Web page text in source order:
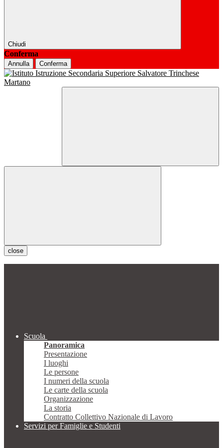
Chiudi
Conferma
Annulla Conferma
close
Scuola
Panoramica
Presentazione
I luoghi
Le persone
I numeri della scuola
Le carte della scuola
Organizzazione
La storia
Contratto Collettivo Nazionale di Lavoro
Servizi per Famiglie e Studenti